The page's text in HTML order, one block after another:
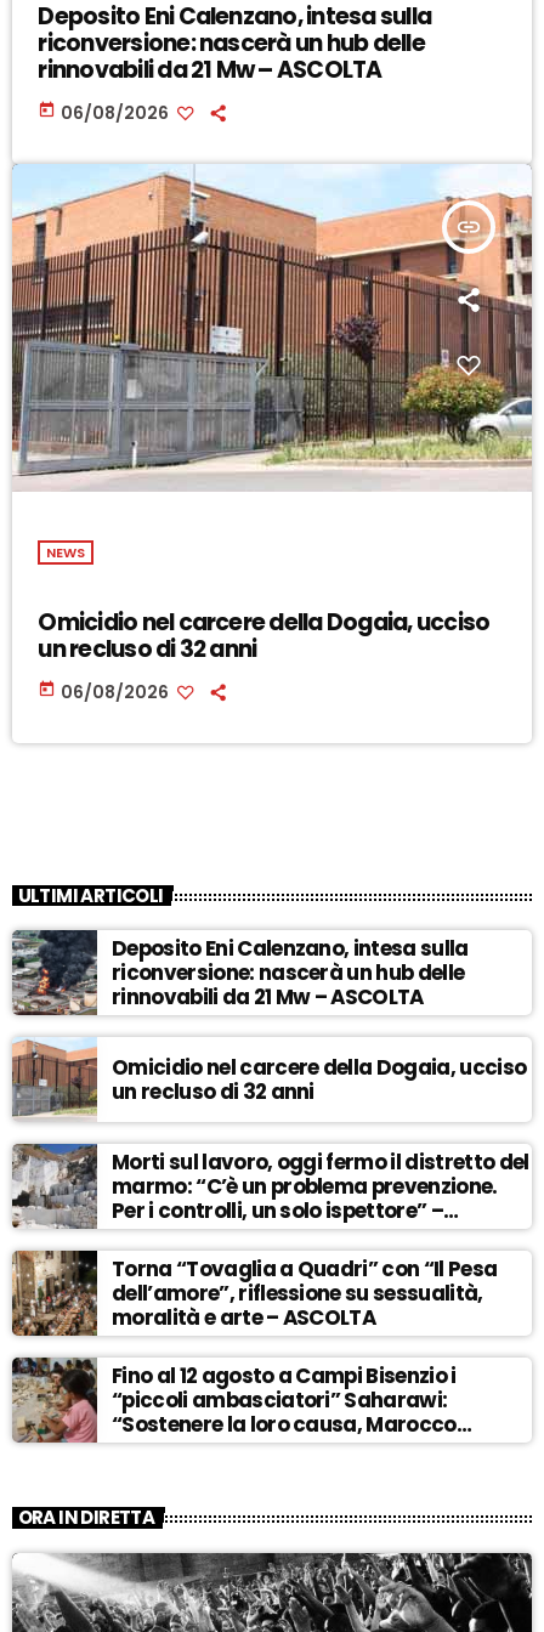
Deposito Eni Calenzano, intesa sulla
riconversione: nascerà un hub delle
rinnovabili da 21 Mw – ASCOLTA
today 06/08/2026
insert_link
NEWS
Omicidio nel carcere della Dogaia, ucciso
un recluso di 32 anni
today 06/08/2026
ULTIMI ARTICOLI
Deposito Eni Calenzano, intesa sulla
riconversione: nascerà un hub delle
rinnovabili da 21 Mw – ASCOLTA
Omicidio nel carcere della Dogaia, ucciso
un recluso di 32 anni
Morti sul lavoro, oggi fermo il distretto del
marmo: “C’è un problema prevenzione.
Per i controlli, un solo ispettore” –
ASCOLTA
Torna “Tovaglia a Quadri” con “Il Pesa
dell’amore”, riflessione su sessualità,
moralità e arte – ASCOLTA
Fino al 12 agosto a Campi Bisenzio i
“piccoli ambasciatori” Saharawi:
“Sostenere la loro causa, Marocco
sempre più invadente” – ASCOLTA
ORA IN DIRETTA